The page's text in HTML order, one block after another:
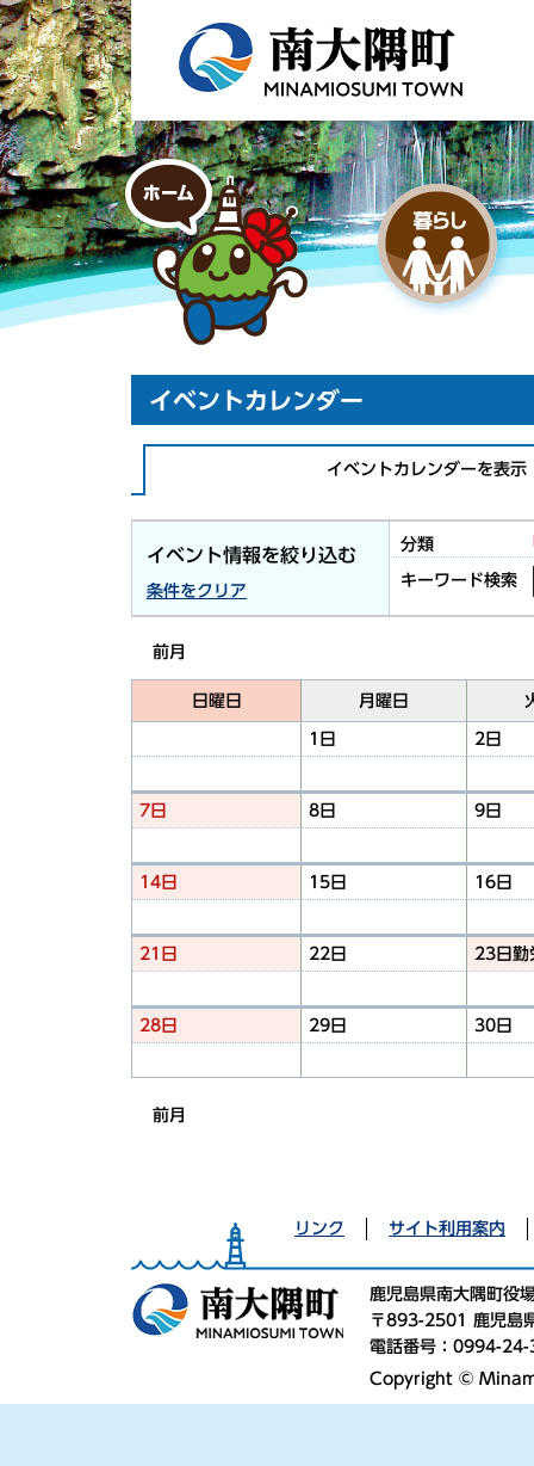
イベントカレンダー
イベントカレンダーを表示
イベント情報を絞り込む
条件をクリア
分類
キーワード検索
前月
日曜日 月曜日
1日 2日
7日 8日 9日
14日 15日 16日
21日 22日 23日 勤
28日 29日 30日
前月
リンク サイト利用案内
鹿児島県南大隅町役
〒893-2501 鹿児島
電話番号：0994-
Copyright ©